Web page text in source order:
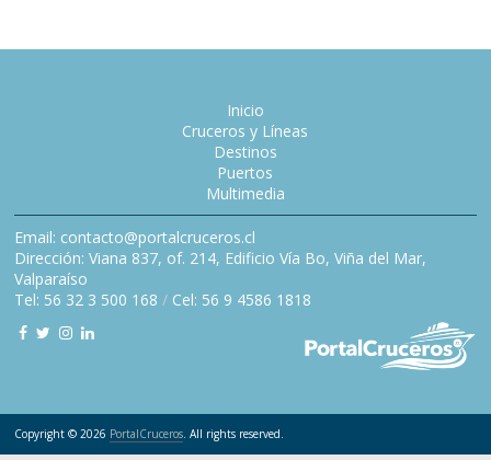
Inicio
Cruceros y Líneas
Destinos
Puertos
Multimedia
Email: contacto@portalcruceros.cl
Dirección: Viana 837, of. 214, Edificio Vía Bo, Viña del Mar,
Valparaíso
Tel: 56 32 3 500 168 / Cel: 56 9 4586 1818
Copyright © 2026 PortalCruceros. All rights reserved.